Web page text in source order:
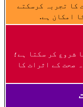
کا تجربہ کرسکتے
امکان ہے.
شروع کر سکتا ہے؛
صحت کے اثرات کا